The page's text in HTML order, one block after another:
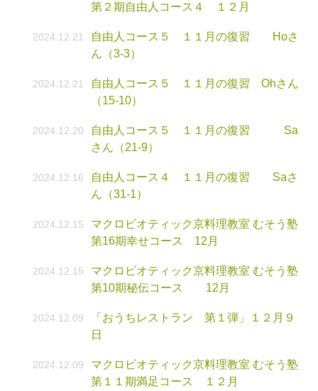
第２期自由人コース４ １２月
2024.12.21
自由人コース５ １１月の復習 Hoさ
ん（3-3）
2024.12.21
自由人コース５ １１月の復習 Ohさん
（15-10）
2024.12.20
自由人コース５ １１月の復習 Sa
さん（21-9）
2024.12.16
自由人コース４ １１月の復習 Saさ
ん（31-1）
2024.12.15
マクロビオティック京料理教室 むそう塾
第16期幸せコース 12月
2024.12.15
マクロビオティック京料理教室 むそう塾
第10期秘伝コース 12月
2024.12.09
「おうちレストラン 第１弾」１２月９
日
2024.12.09
マクロビオティック京料理教室 むそう塾
第１１期満足コース １２月